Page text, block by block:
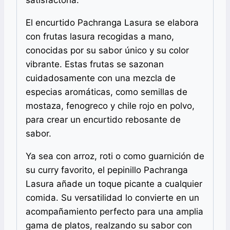
El encurtido Pachranga Lasura se elabora
con frutas lasura recogidas a mano,
conocidas por su sabor único y su color
vibrante. Estas frutas se sazonan
cuidadosamente con una mezcla de
especias aromáticas, como semillas de
mostaza, fenogreco y chile rojo en polvo,
para crear un encurtido rebosante de
sabor.
Ya sea con arroz, roti o como guarnición de
su curry favorito, el pepinillo Pachranga
Lasura añade un toque picante a cualquier
comida. Su versatilidad lo convierte en un
acompañamiento perfecto para una amplia
gama de platos, realzando su sabor con